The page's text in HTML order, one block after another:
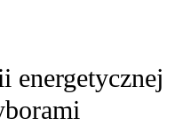
energetycznej